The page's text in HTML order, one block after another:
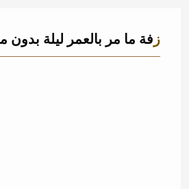
زفة ما مر بالعمر ليلة